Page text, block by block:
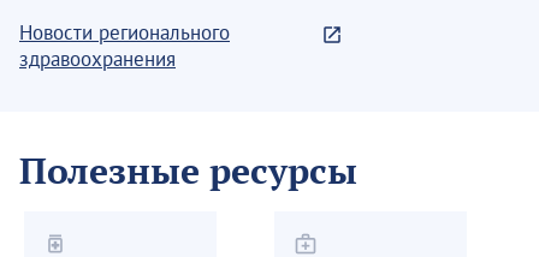
Новости регионального
здравоохранения
Полезные ресурсы
medication medical_services